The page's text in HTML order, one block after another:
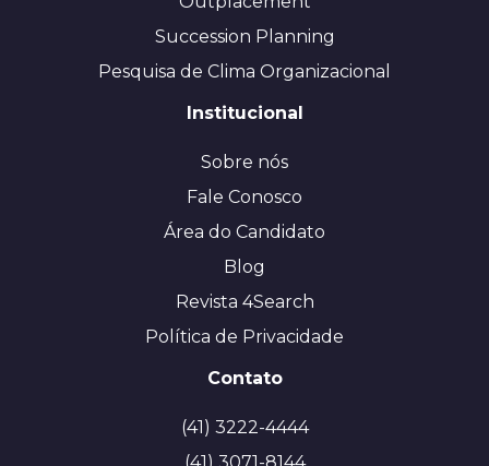
Succession Planning
Pesquisa de Clima Organizacional
Institucional
Sobre nós
Fale Conosco
Área do Candidato
Blog
Revista 4Search
Política de Privacidade
Contato
(41) 3222-4444
(41) 3071-8144